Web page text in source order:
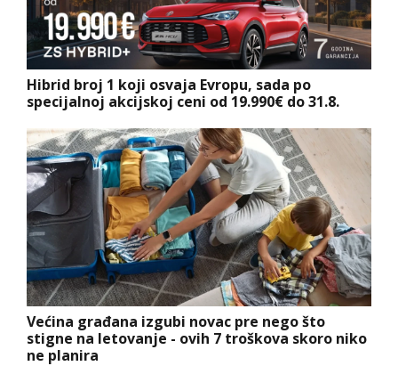
Hibrid broj 1 koji osvaja Evropu, sada po
specijalnoj akcijskoj ceni od 19.990€ do 31.8.
Većina građana izgubi novac pre nego što
stigne na letovanje - ovih 7 troškova skoro niko
ne planira